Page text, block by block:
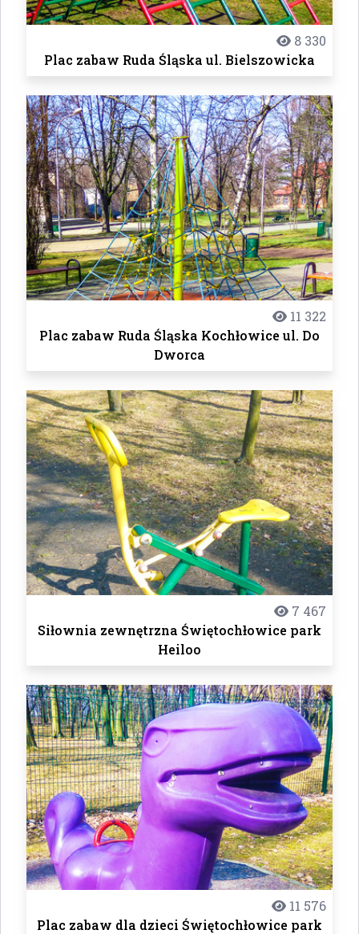
8 330
Plac zabaw Ruda Śląska ul. Bielszowicka
11 322
Plac zabaw Ruda Śląska Kochłowice ul. Do
Dworca
7 467
Siłownia zewnętrzna Świętochłowice park
Heiloo
11 576
Plac zabaw dla dzieci Świętochłowice park